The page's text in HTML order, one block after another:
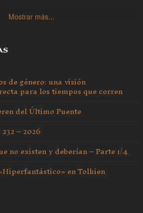
Mostrar más...
de género: una visión
para los tiempos que corren
del Último Puente
– 2026
no existen y deberían – Parte 1/4
en Tolkien